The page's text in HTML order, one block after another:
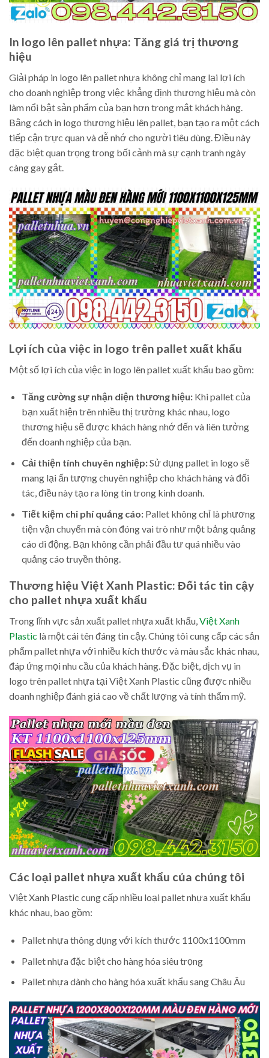
In logo lên pallet nhựa: Tăng giá trị thương
hiệu
Giải pháp in logo lên pallet nhựa không chỉ mang lại lợi ích
cho doanh nghiệp trong việc khẳng định thương hiệu mà còn
làm nổi bật sản phẩm của bạn hơn trong mắt khách hàng.
Bằng cách in logo thương hiệu lên pallet, bạn tạo ra một cách
tiếp cận trực quan và dễ nhớ cho người tiêu dùng. Điều này
đặc biệt quan trọng trong bối cảnh mà sự cạnh tranh ngày
càng gay gắt.
Lợi ích của việc in logo trên pallet xuất khẩu
Một số lợi ích của việc in logo lên pallet xuất khẩu bao gồm:
Tăng cường sự nhận diện thương hiệu:Khi pallet của
bạn xuất hiện trên nhiều thị trường khác nhau, logo
thương hiệu sẽ được khách hàng nhớ đến và liên tưởng
đến doanh nghiệp của bạn.
Cải thiện tính chuyên nghiệp:Sử dụng pallet in logo sẽ
mang lại ấn tượng chuyên nghiệp cho khách hàng và đối
tác, điều này tạo ra lòng tin trong kinh doanh.
Tiết kiệm chi phí quảng cáo:Pallet không chỉ là phương
tiện vận chuyển mà còn đóng vai trò như một bảng quảng
cáo di động. Bạn không cần phải đầu tư quá nhiều vào
quảng cáo truyền thông.
Thương hiệu Việt Xanh Plastic: Đối tác tin cậy
cho pallet nhựa xuất khẩu
Trong lĩnh vực sản xuất pallet nhựa xuất khẩu,Việt Xanh
Plastic là một cái tên đáng tin cậy. Chúng tôi cung cấp các sản
phẩm pallet nhựa với nhiều kích thước và màu sắc khác nhau,
đáp ứng mọi nhu cầu của khách hàng. Đặc biệt, dịch vụ in
logo trên pallet nhựa tại Việt Xanh Plastic cũng được nhiều
doanh nghiệp đánh giá cao về chất lượng và tính thẩm mỹ.
Các loại pallet nhựa xuất khẩu của chúng tôi
Việt Xanh Plastic cung cấp nhiều loại pallet nhựa xuất khẩu
khác nhau, bao gồm:
Pallet nhựa thông dụng với kích thước 1100x1100mm
Pallet nhựa đặc biệt cho hàng hóa siêu trọng
Pallet nhựa dành cho hàng hóa xuất khẩu sang Châu Âu